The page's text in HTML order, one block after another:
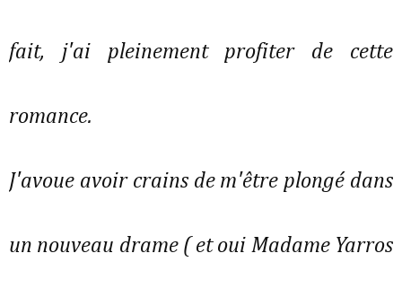
fait, j'ai pleinement profiter de cette
romance.
J'avoue avoir crains de m'être plongé dans
un nouveau drame ( et oui Madame Yarros